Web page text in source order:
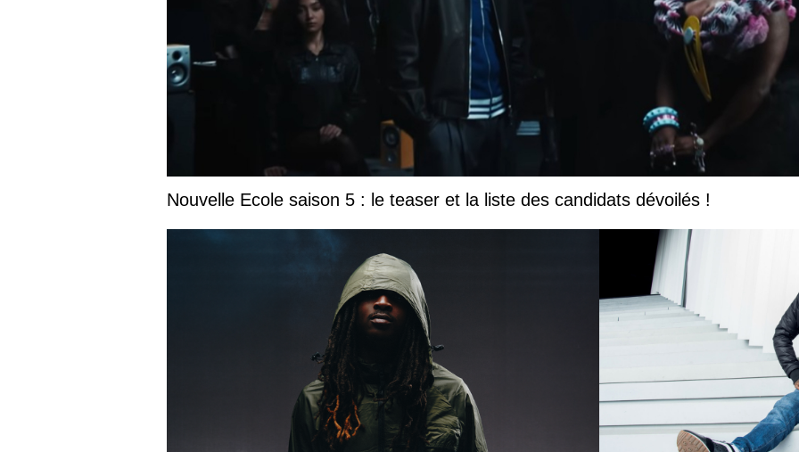
Nouvelle Ecole saison 5 : le teaser et la liste des candidats dévoilés !